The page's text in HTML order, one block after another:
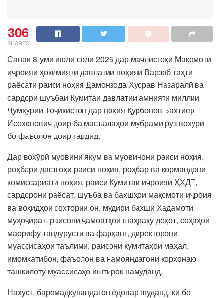
306
SHARES
Санаи 8-уми июли соли 2026 дар маҷлисгоҳи Мақомоти
иҷроияи ҳокимияти давлатии ноҳияи Варзоб таҳти
раёсати раиси ноҳия Дамонзода Хусрав Назаралӣ ва
сардори шуъбаи Кумитаи давлатии амнияти миллии
Ҷумҳурии Тоҷикистон дар ноҳия Қурбонов Бахтиёр
Исохонович доир ба масъалаҳои мубрами рӯз вохӯрӣ
бо фаъолон доир гардид.
Дар вохӯрӣ муовини якум ва муовинони раиси ноҳия,
роҳбари дастгоҳи раиси ноҳия, роҳбар ва кормандони
комиссариати ноҳия, раиси Кумитаи иҷроияи ҲХДТ,
сардорони раёсат, шуъба ва бахшҳои мақомоти иҷроия
ва воҳидҳои сохтории он, мудири бахши Хадамоти
муҳоҷират, раисони ҷамоатҳои шаҳраку деҳот, соҳаҳои
маорифу тандурустӣ ва фарҳанг, директорони
муассисаҳои таълимӣ, раисони кумитаҳои маҳал,
имомхатибон, фаъолон ва намояндагони корхонаю
ташкилоту муассисаҳо иштирок намуданд.
Нахуст, баромадкунандагон ёдовар шуданд, ки бо